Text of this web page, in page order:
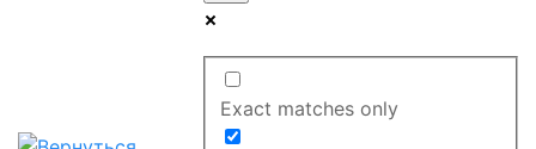
Exact matches only